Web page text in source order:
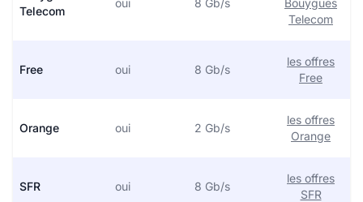
Telecom
oui 8 Gb/s
Bouygues
Telecom
Free oui 8 Gb/s
les offres
Free
Orange oui 2 Gb/s
les offres
Orange
SFR oui 8 Gb/s
les offres
SFR